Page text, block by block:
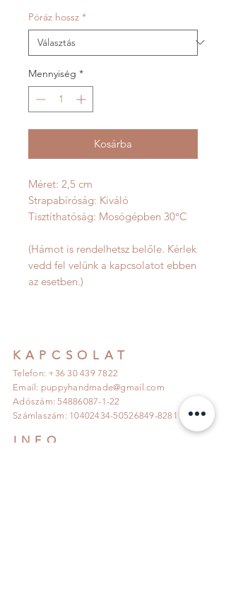
Póráz hossz *
Mennyiség *
Kosárba
Méret: 2,5 cm
Strapabíróság: Kiváló
Tisztíthatóság: Mosógépben 30°C
(Hámot is rendelhetsz belőle. Kérlek
vedd fel velünk a kapcsolatot ebben
az esetben.)
KAPCSOLAT
Telefon: +36 30 439 7822
Email: puppyhandmade@gmail.com
Adószám:54886087-1-22
Számlaszám: 10402434-50526849-82811007
INFO